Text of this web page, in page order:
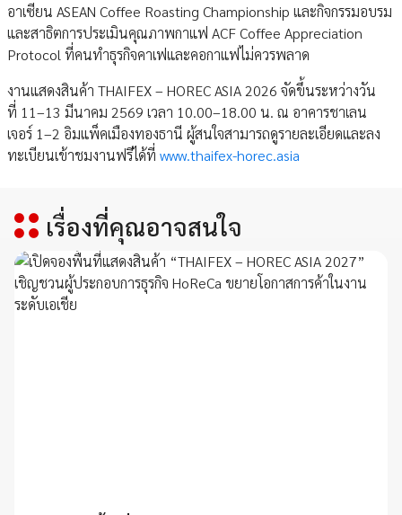
อาเซียน ASEAN Coffee Roasting Championship และกิจกรรมอบรม
และสาธิตการประเมินคุณภาพกาแฟ ACF Coffee Appreciation
Protocol ที่คนทำธุรกิจคาเฟและคอกาแฟไม่ควรพลาด
งานแสดงสินค้า THAIFEX – HOREC ASIA 2026 จัดขึ้นระหว่างวัน
ที่ 11–13 มีนาคม 2569 เวลา 10.00–18.00 น. ณ อาคารชาเลน
เจอร์ 1–2 อิมแพ็คเมืองทองธานี ผู้สนใจสามารถดูรายละเอียดและลง
ทะเบียนเข้าชมงานฟรีได้ที่ www.thaifex-horec.asia
เรื่องที่คุณอาจสนใจ